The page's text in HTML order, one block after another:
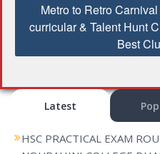
t
a
i
t
Metro to Retro
curricular & Talent Hunt
Best
Latest
HSC PRACTICAL EXAM